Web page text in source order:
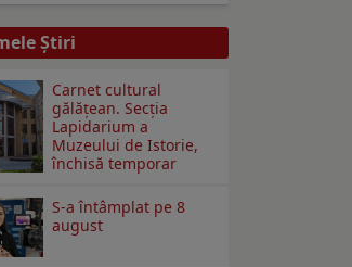
Ştiri
Carnet cultural
gălăţean. Secţia
Lapidarium a
Muzeului de Istorie,
închisă temporar
S-a întâmplat pe 8
august